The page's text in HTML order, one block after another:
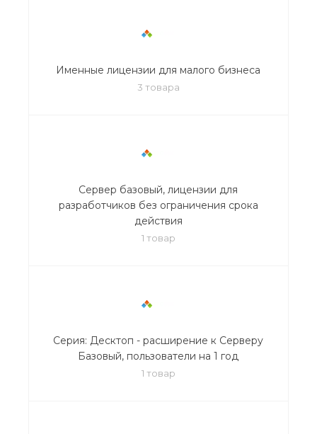
Именные лицензии для малого бизнеса
3 товара
Сервер базовый, лицензии для
разработчиков без ограничения срока
действия
1 товар
Серия: Десктоп - расширение к Серверу
Базовый, пользователи на 1 год
1 товар